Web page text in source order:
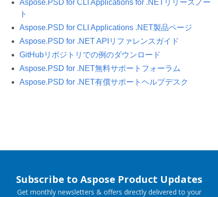
Aspose.PSD for CLI Applications for .NETリリースノー
ト
Aspose.PSD for CLI Applications .NET製品ページ
Aspose.PSD for .NET APIリファレンスガイド
GitHubリポジトリでの例のダウンロード
Aspose.PSD for .NET無料サポートフォーラム
Aspose.PSD for .NET有償サポートヘルプデスク
Subscribe to Aspose Product Updates
Get monthly newsletters & offers directly delivered to your